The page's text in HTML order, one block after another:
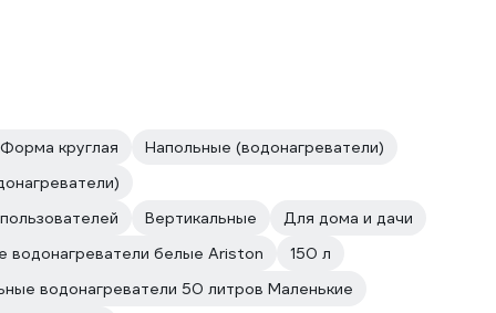
круглая
Напольные (водонагреватели)
Вертикальные
Для дома и дачи
водонагреватели белые Ariston
150 л
водонагреватели 50 литров Маленькие